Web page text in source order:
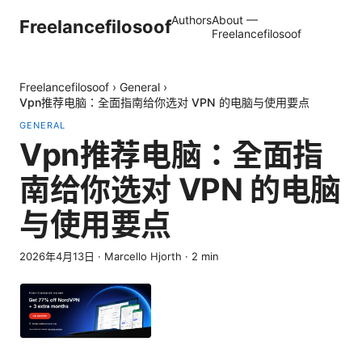
FreelancefilosoofAuthorsAbout —
Freelancefilosoof
Freelancefilosoof › General ›
Vpn推荐电脑：全面指南给你选对 VPN 的电脑与使用要点
GENERAL
Vpn推荐电脑：全面指
南给你选对 VPN 的电脑
与使用要点
2026年4月13日 · Marcello Hjorth · 2 min